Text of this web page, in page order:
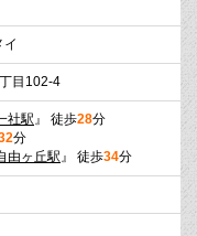
イ
目102-4
社駅 』 徒歩28分
分
由ヶ丘駅 』 徒歩34分